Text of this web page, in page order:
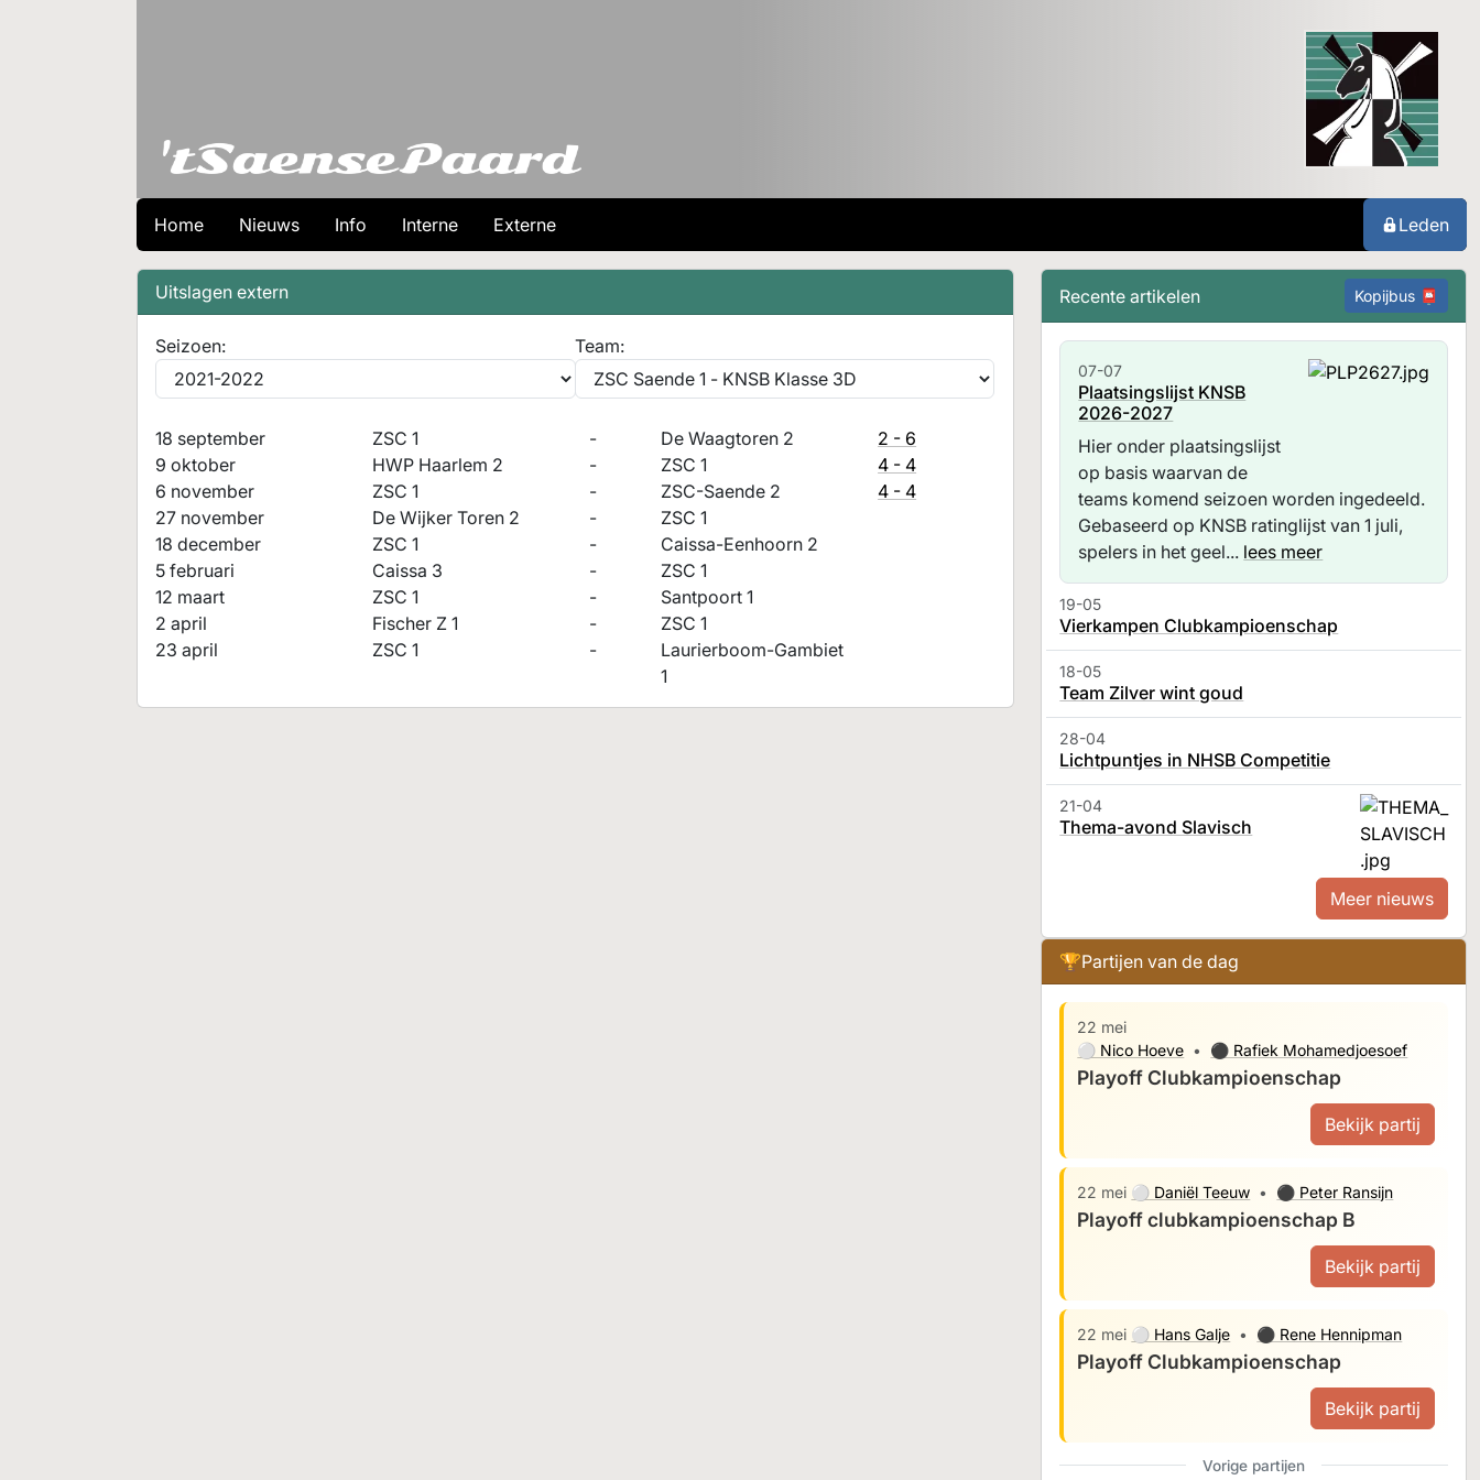
Home Nieuws Info Interne Externe Leden
Uitslagen extern
Seizoen: Team:
18 september ZSC 1 - De Waagtoren 2
2 - 6
9 oktober
HWP Haarlem 2 - ZSC 1
4 - 4
6 november
ZSC 1 - ZSC-Saende 2
4 - 4
27 november
De Wijker Toren 2 -
ZSC 1
18 december
ZSC 1 -
Caissa-Eenhoorn 2
5 februari
Caissa 3 -
ZSC 1
12 maart
ZSC 1 -
Santpoort 1
2 april
Fischer Z 1 -
ZSC 1
23 april
ZSC 1 -
Laurierboom-Gambiet
1
Recente artikelen Kopijbus 📮
07-07
Plaatsingslijst KNSB
2026-2027
Hier onder plaatsingslijst
op basis waarvan de
teams komend seizoen worden ingedeeld.
Gebaseerd op KNSB ratinglijst van 1 juli,
spelers in het geel... lees meer
19-05
Vierkampen Clubkampioenschap
18-05
Team Zilver wint goud
28-04
Lichtpuntjes in NHSB Competitie
21-04
Thema-avond Slavisch
Meer nieuws
🏆Partijen van de dag
22 mei
⚪ Nico Hoeve • ⚫ Rafiek Mohamedjoesoef
Playoff Clubkampioenschap
Bekijk partij
22 mei ⚪ Daniël Teeuw • ⚫ Peter Ransijn
Playoff clubkampioenschap B
Bekijk partij
22 mei ⚪ Hans Galje • ⚫ Rene Hennipman
Playoff Clubkampioenschap
Bekijk partij
Vorige partijen